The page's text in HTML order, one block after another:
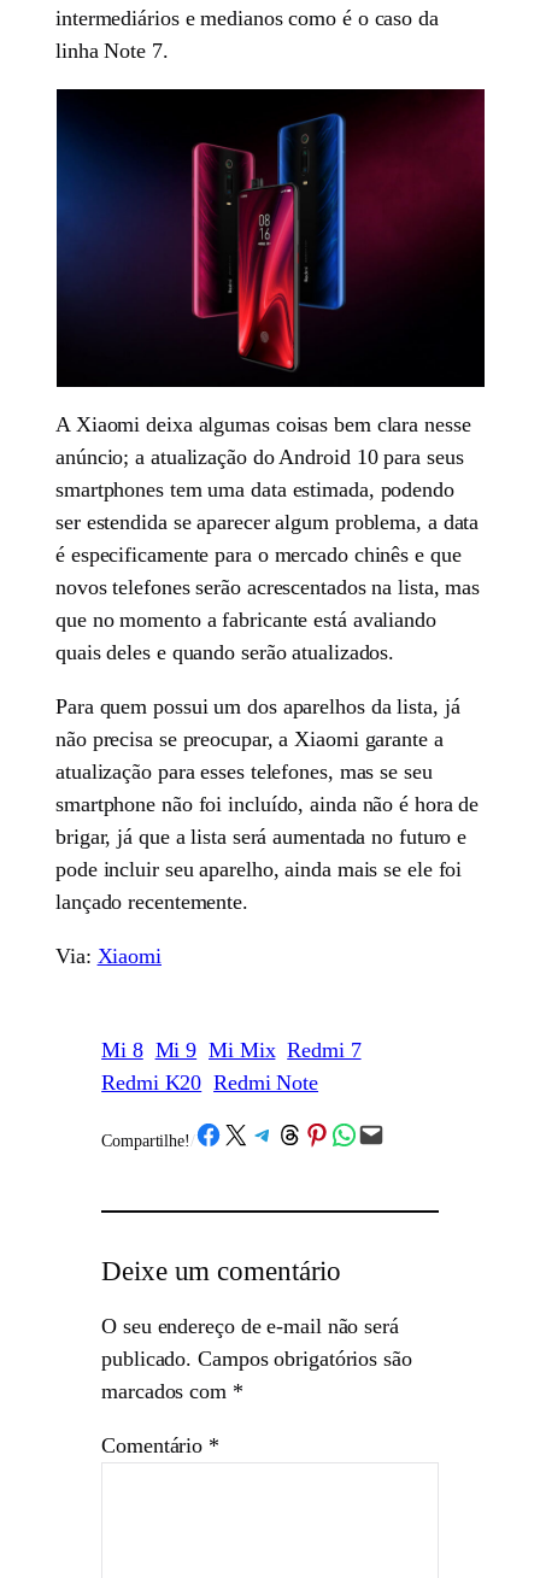
intermediários e medianos como é o caso da
linha Note 7.
A Xiaomi deixa algumas coisas bem clara nesse
anúncio; a atualização do Android 10 para seus
smartphones tem uma data estimada, podendo
ser estendida se aparecer algum problema, a data
é especificamente para o mercado chinês e que
novos telefones serão acrescentados na lista, mas
que no momento a fabricante está avaliando
quais deles e quando serão atualizados.
Para quem possui um dos aparelhos da lista, já
não precisa se preocupar, a Xiaomi garante a
atualização para esses telefones, mas se seu
smartphone não foi incluído, ainda não é hora de
brigar, já que a lista será aumentada no futuro e
pode incluir seu aparelho, ainda mais se ele foi
lançado recentemente.
Via: Xiaomi
Mi 8 Mi 9 Mi Mix Redmi 7
Redmi K20 Redmi Note
Compartilhe! /Share on Facebook
Share on X Share on Telegram
Share on Threads
Share on Pinterest
Share on WhatsApp
Email this Page
Deixe um comentário
O seu endereço de e-mail não será
publicado. Campos obrigatórios são
marcados com *
Comentário *